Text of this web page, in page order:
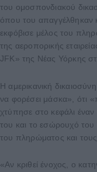
του ομοσπονδιακού
όπου του απαγγέλθηκαν
εκφόβισε μέλος του
της αεροπορικής
JFK» της Νέας Υόρκης
Η αμερικανική
να φορέσει μάσκα», ότι
χτύπησε στο κεφάλι έναν
του και το εσώρουχό του
του πληρώματος και τους
«Αν κριθεί ένοχος, ο